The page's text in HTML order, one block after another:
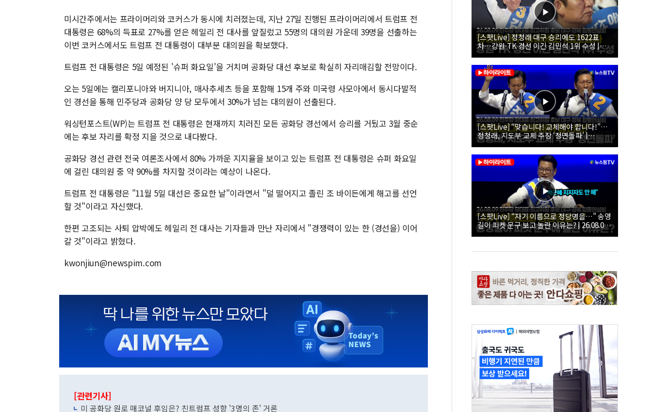
미시간주에서는 프라이머리와 코커스가 동시에 치러졌는데, 지난 27일 진행된 프라이머리에서 트럼프 전
대통령은 68%의 득표로 27%를 얻은 헤일리 전 대사를 앞질렀고 55명의 대의원 가운데 39명을 선출하는
이번 코커스에서도 트럼프 전 대통령이 대부분 대의원을 확보했다.
트럼프 전 대통령은 5일 예정된 '슈퍼 화요일'을 거치며 공화당 대선 후보로 확실히 자리매김할 전망이다.
오는 5일에는 캘리포니아와 버지니아, 매사추세츠 등을 포함해 15개 주와 미국령 사모아에서 동시다발적
인 경선을 통해 민주당과 공화당 양 당 모두에서 30%가 넘는 대의원이 선출된다.
워싱턴포스트(WP)는 트럼프 전 대통령은 현재까지 치러진 모든 공화당 경선에서 승리를 거뒀고 3월 중순
에는 후보 자리를 확정 지을 것으로 내다봤다.
공화당 경선 관련 전국 여론조사에서 80% 가까운 지지율을 보이고 있는 트럼프 전 대통령은 슈퍼 화요일
에 걸린 대의원 중 약 90%를 차지할 것이라는 예상이 나온다.
트럼프 전 대통령은 "11월 5일 대선은 중요한 날"이라면서 "덜 떨어지고 졸린 조 바이든에게 해고를 선언
할 것"이라고 자신했다.
한편 고조되는 사퇴 압박에도 헤일리 전 대사는 기자들과 만난 자리에서 "경쟁력이 있는 한 (경선을) 이어
갈 것"이라고 밝혔다.
kwonjiun@newspim.com
[관련기사]
미 공화당 원로 매코널 후임은? 친트럼프 성향 '3명의 존' 거론
[스팟Live] 정청래 대구 승리에도 1622표
차…강원·TK 경선 이긴 김민석 1위 수성 |
26.08.09 더불어민주당 당대표·최고위원 후
보 대구·경북 합동연설회
[스팟Live] “맞습니다! 교체해야 합니다!”…
정청래, 지도부 교체 주장 ‘정면돌파’ |
26.08.09 더불어민주당 당대표·최고위원 후
보 대구·경북 합동연설회
[스팟Live] “자기 이름으로 정당명을…” 송영
길이 피켓 문구 보고 놀란 이유는? | 26.08.09
더불어민주당 당대표·최고위원 후보 대구·경